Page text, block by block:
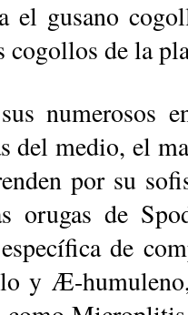
el gusano
cogollos de la
numerosos
del medio, el
por su
orugas de
de
y Æ-